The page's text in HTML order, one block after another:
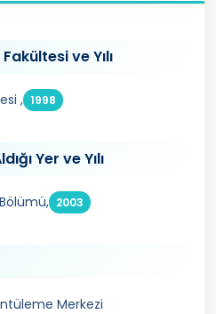
ve Yılı
, 1998
Yer ve Yılı
2003
Merkezi